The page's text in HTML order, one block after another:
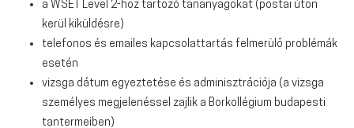
a WSET Level 2-höz tartozó tananyagokat (postai úton
kerül kiküldésre)
telefonos és emailes kapcsolattartás felmerülő problémák
esetén
vizsga dátum egyeztetése és adminisztrációja (a vizsga
személyes megjelenéssel zajlik a Borkollégium budapesti
tantermeiben)